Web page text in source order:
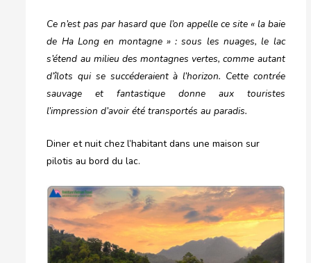
Ce n’est pas par hasard que l’on appelle ce site « la baie
de Ha Long en montagne » : sous les nuages, le lac
s’étend au milieu des montagnes vertes, comme autant
d’îlots qui se succéderaient à l’horizon. Cette contrée
sauvage et fantastique donne aux touristes
l’impression d’avoir été transportés au paradis.
Diner et nuit chez l’habitant dans une maison sur
pilotis au bord du lac.